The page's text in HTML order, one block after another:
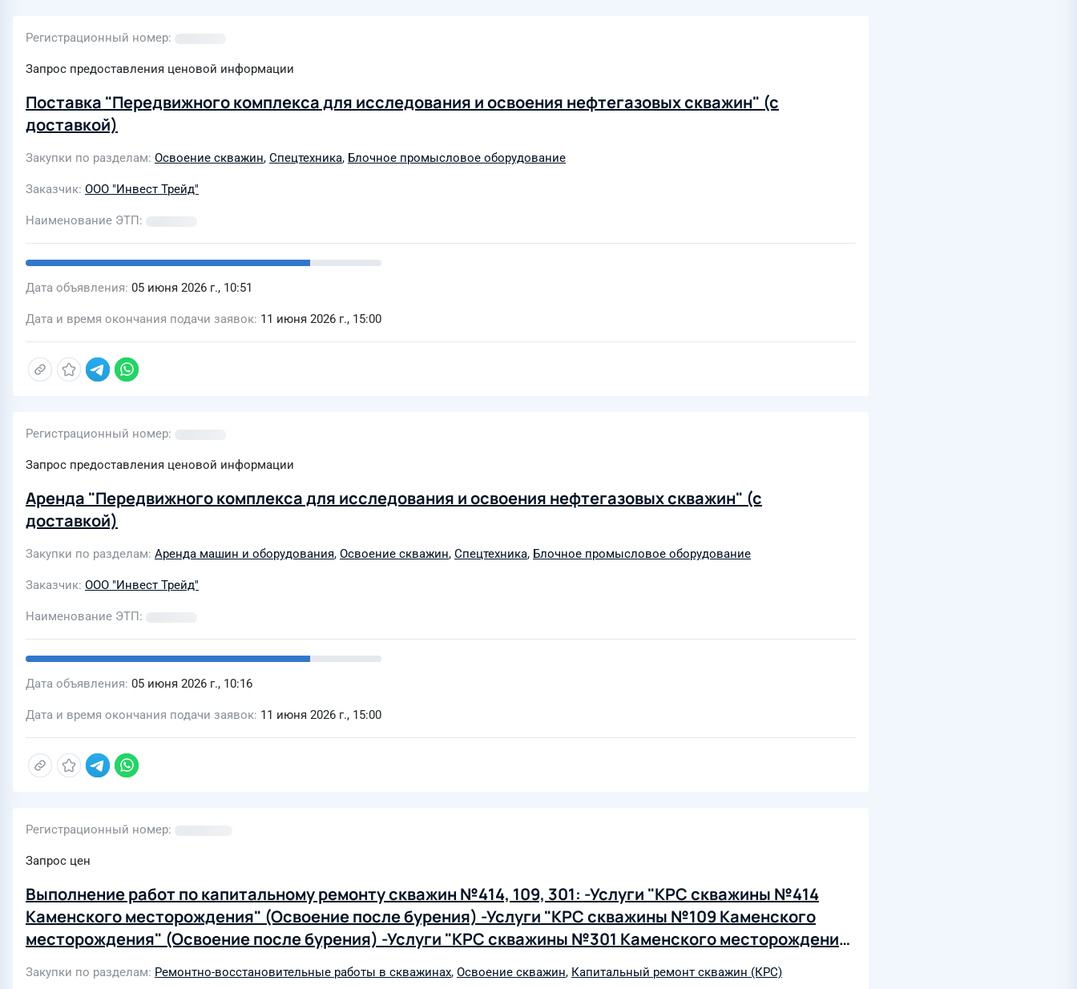
Регистрационный номер
Запрос предоставления ценовой информации
Поставка "Передвижного комплекса для исследования и освоения нефтегазовых скважин" (с
доставкой)
Закупки по разделам Освоение скважин, Спецтехника, Блочное промысловое оборудование
Заказчик ООО "Инвест Трейд"
Наименование ЭТП
Дата объявления 05 июня 2026 г., 10:51
Дата и время окончания подачи заявок 11 июня 2026 г., 15:00
Регистрационный номер
Запрос предоставления ценовой информации
Аренда "Передвижного комплекса для исследования и освоения нефтегазовых скважин" (с
доставкой)
Закупки по разделам Аренда машин и оборудования, Освоение скважин, Спецтехника, Блочное промысловое оборудование
Заказчик ООО "Инвест Трейд"
Наименование ЭТП
Дата объявления 05 июня 2026 г., 10:16
Дата и время окончания подачи заявок 11 июня 2026 г., 15:00
Регистрационный номер
Запрос цен
Выполнение работ по капитальному ремонту скважин №414, 109, 301: -Услуги "КРС скважины №414
Каменского месторождения" (Освоение после бурения) -Услуги "КРС скважины №109 Каменского
месторождения" (Освоение после бурения) -Услуги "КРС скважины №301 Каменского месторождения"
(Освоение после бурения) Сроки показания услуг: октябрь - ноябрь 2024 г
Закупки по разделам Ремонтно-восстановительные работы в скважинах, Освоение скважин, Капитальный ремонт скважин (КРС)